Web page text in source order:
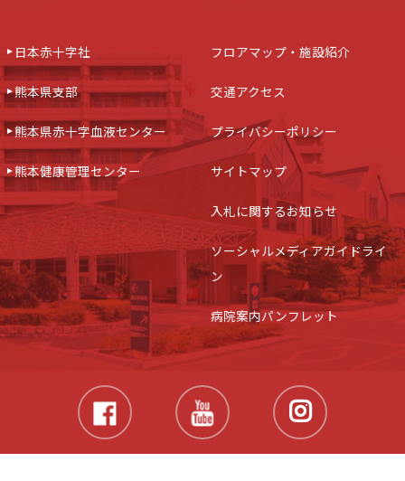
日本赤十字社
熊本県支部
熊本県赤十字血液センター
熊本健康管理センター
フロアマップ・施設紹介
交通アクセス
プライバシーポリシー
サイトマップ
入札に関するお知らせ
ソーシャルメディアガイドライ
ン
病院案内パンフレット